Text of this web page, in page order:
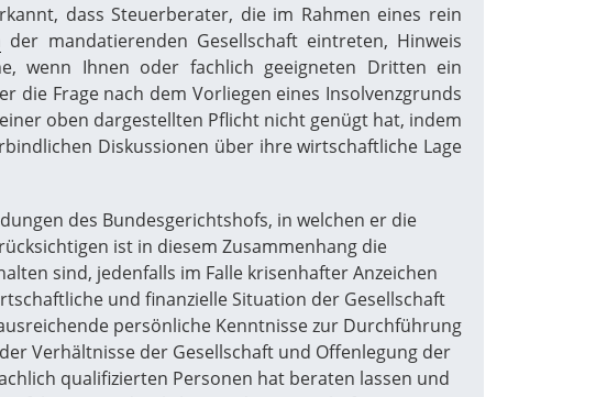
dass Steuerberater, die im Rahmen eines rein
der mandatierenden Gesellschaft eintreten, Hinweis
wenn Ihnen oder fachlich geeigneten Dritten ein
Frage nach dem Vorliegen eines Insolvenzgrunds
oben dargestellten Pflicht nicht genügt hat, indem
Diskussionen über ihre wirtschaftliche Lage
des Bundesgerichtshofs, in welchen er die
ist in diesem Zusammenhang die
sind, jedenfalls im Falle krisenhafter Anzeichen
und finanzielle Situation der Gesellschaft
persönliche Kenntnisse zur Durchführung
Verhältnisse der Gesellschaft und Offenlegung der
qualifizierten Personen hat beraten lassen und